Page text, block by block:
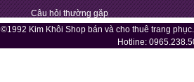
Câu hỏi thường gặp
©1992 Kim Khôi Shop bán và cho thuê trang
Hotline: